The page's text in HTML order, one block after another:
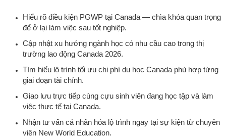
Hiểu rõ điều kiện PGWP tại Canada — chìa khóa quan trọng
để ở lại làm việc sau tốt nghiệp.
Cập nhật xu hướng ngành học có nhu cầu cao trong thị
trường lao động Canada 2026.
Tìm hiểu lộ trình tối ưu chi phí du học Canada phù hợp từng
giai đoạn tài chính.
Giao lưu trực tiếp cùng cựu sinh viên đang học tập và làm
việc thực tế tại Canada.
Nhận tư vấn cá nhân hóa lộ trình ngay tại sự kiện từ chuyên
viên New World Education.